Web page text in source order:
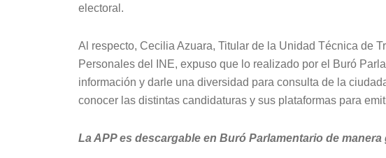
electoral.
Al respecto, Cecilia Azuara, Titular de la Unidad Técnica de
Personales del INE, expuso que lo realizado por el Buró
información y darle una diversidad para consulta de la
conocer las distintas candidaturas y sus plataformas para
La APP es descargable en Buró Parlamentario de